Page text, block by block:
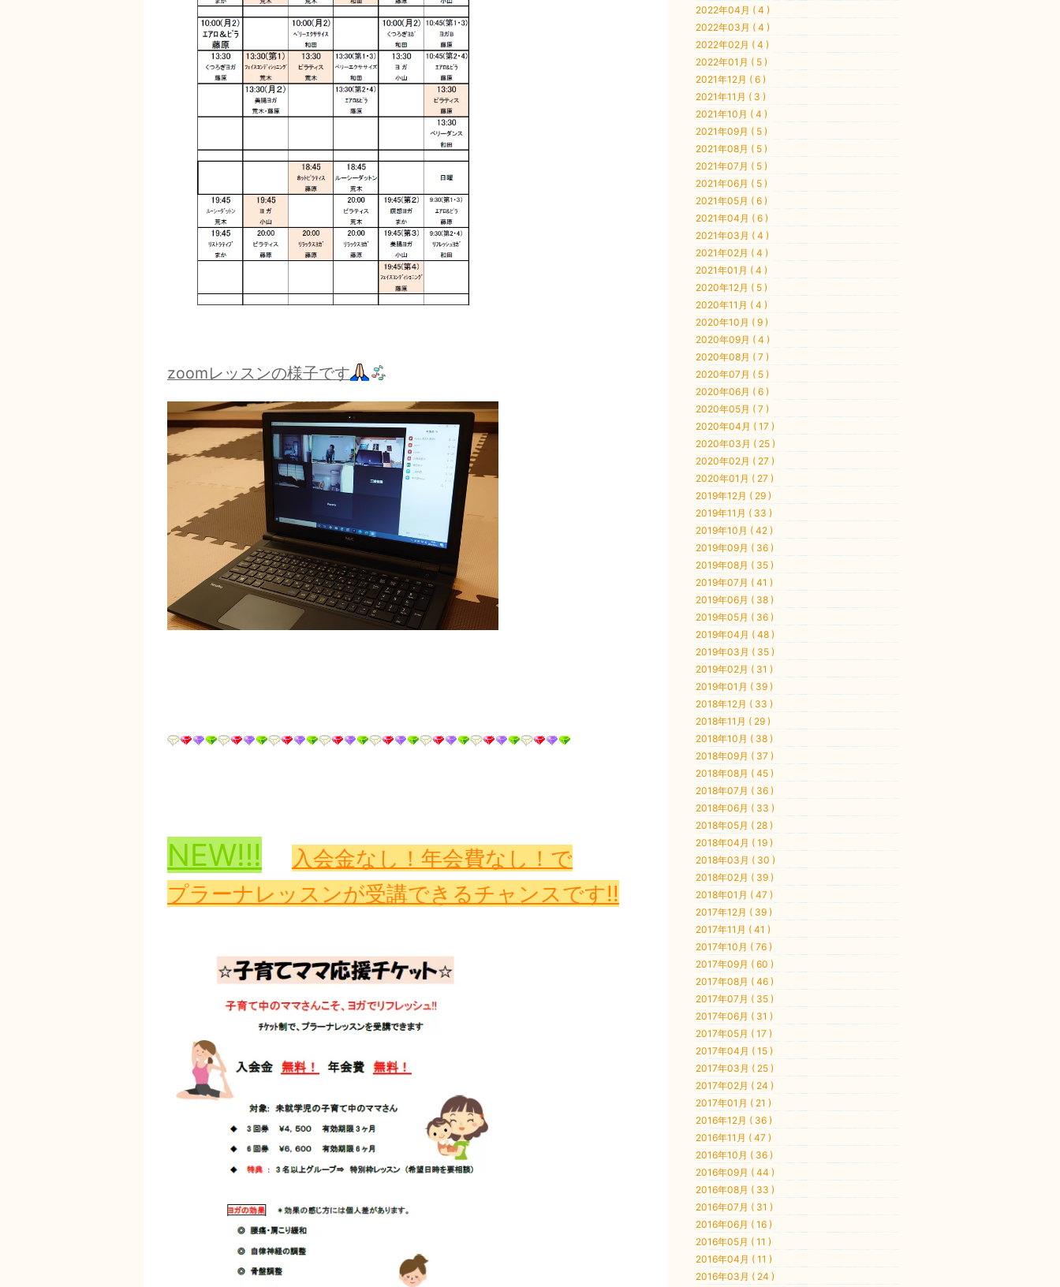
zoomレッスンの様子です
NEW‼!
入会金なし！年会費なし！で
プラーナレッスンが受講できるチャンスです!!
2022年04月 ( 4 )
2022年03月 ( 4 )
2022年02月 ( 4 )
2022年01月 ( 5 )
2021年12月 ( 6 )
2021年11月 ( 3 )
2021年10月 ( 4 )
2021年09月 ( 5 )
2021年08月 ( 5 )
2021年07月 ( 5 )
2021年06月 ( 5 )
2021年05月 ( 6 )
2021年04月 ( 6 )
2021年03月 ( 4 )
2021年02月 ( 4 )
2021年01月 ( 4 )
2020年12月 ( 5 )
2020年11月 ( 4 )
2020年10月 ( 9 )
2020年09月 ( 4 )
2020年08月 ( 7 )
2020年07月 ( 5 )
2020年06月 ( 6 )
2020年05月 ( 7 )
2020年04月 ( 17 )
2020年03月 ( 25 )
2020年02月 ( 27 )
2020年01月 ( 27 )
2019年12月 ( 29 )
2019年11月 ( 33 )
2019年10月 ( 42 )
2019年09月 ( 36 )
2019年08月 ( 35 )
2019年07月 ( 41 )
2019年06月 ( 38 )
2019年05月 ( 36 )
2019年04月 ( 48 )
2019年03月 ( 35 )
2019年02月 ( 31 )
2019年01月 ( 39 )
2018年12月 ( 33 )
2018年11月 ( 29 )
2018年10月 ( 38 )
2018年09月 ( 37 )
2018年08月 ( 45 )
2018年07月 ( 36 )
2018年06月 ( 33 )
2018年05月 ( 28 )
2018年04月 ( 19 )
2018年03月 ( 30 )
2018年02月 ( 39 )
2018年01月 ( 47 )
2017年12月 ( 39 )
2017年11月 ( 41 )
2017年10月 ( 76 )
2017年09月 ( 60 )
2017年08月 ( 46 )
2017年07月 ( 35 )
2017年06月 ( 31 )
2017年05月 ( 17 )
2017年04月 ( 15 )
2017年03月 ( 25 )
2017年02月 ( 24 )
2017年01月 ( 21 )
2016年12月 ( 36 )
2016年11月 ( 47 )
2016年10月 ( 36 )
2016年09月 ( 44 )
2016年08月 ( 33 )
2016年07月 ( 31 )
2016年06月 ( 16 )
2016年05月 ( 11 )
2016年04月 ( 11 )
2016年03月 ( 24 )